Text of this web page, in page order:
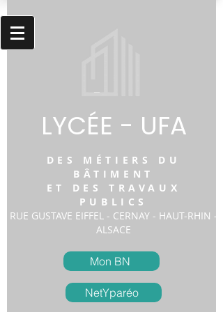
LYCÉE - UFA
DES MÉTIERS DU
BÂTIMENT
ET DES TRAVAUX
PUBLICS
RUE GUSTAVE EIFFEL - CERNAY - HAUT-RHIN -
ALSACE
Mon BN
NetYparéo